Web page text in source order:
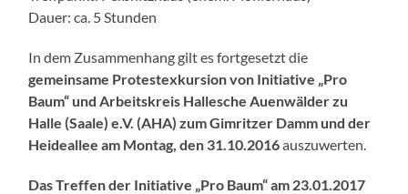
Dauer: ca. 5 Stunden
In dem Zusammenhang gilt es fortgesetzt die
gemeinsame Protestexkursion von Initiative „Pro
Baum“ und Arbeitskreis Hallesche Auenwälder zu
Halle (Saale) e.V. (AHA) zum Gimritzer Damm und der
Heideallee am Montag, den 31.10.2016auszuwerten.
Das Treffen der Initiative „Pro Baum“ am 23.01.2017